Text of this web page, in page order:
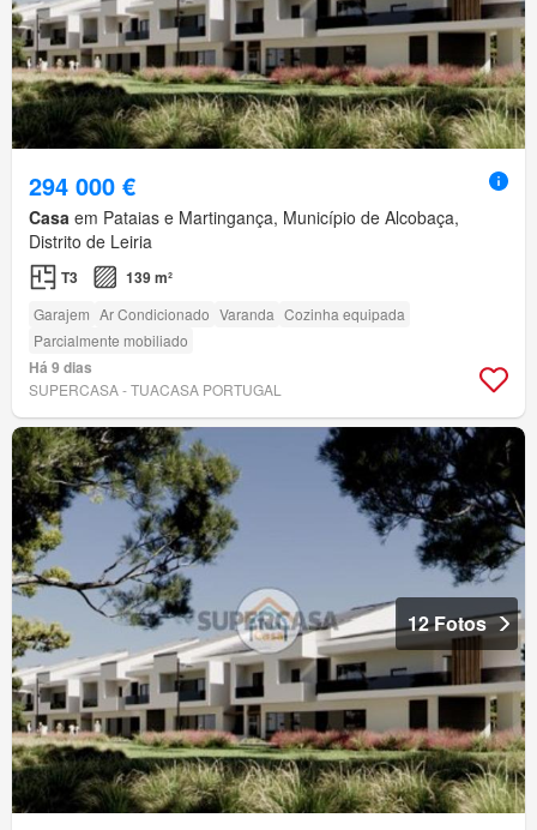
294 000 €
Casa em Pataias e Martingança, Município de Alcobaça,
Distrito de Leiria
T3 139 m²
Garajem Ar Condicionado Varanda Cozinha equipada
Parcialmente mobiliado
Há 9 dias
SUPERCASA - TUACASA PORTUGAL
12 Fotos